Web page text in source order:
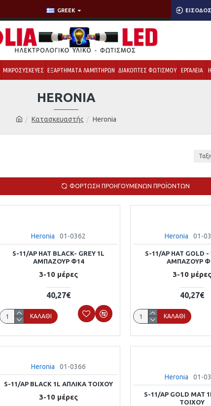
GREEK ΕΊΣΟΔΟΣ
ΜΙΚΡΟΣΥΣΚΕΥΕΣ ΕΞΑΡΤΗΜΑΤΑ ΛΑΜΠΤΗΡΩΝ ΔΙΑΚΟΠΤΕΣ ΦΩΤΙΣΜΟΥ ΕΡΓΑΛΕΙΑ
Κατασκευαστής Heronia
HERONIA
ΦΌΡΤΩΣΗ ΠΡΟΗΓΟΎΜΕΝΩΝ ΠΡΟΪΌΝΤΩΝ
Heronia 01-0362
S-11/AP HAT BLACK- GREY 1L
ΑΜΠΑΖΟΥΡ Φ14
3-10 μέρες
40,27€
ΚΑΛΆΘΙ
Heronia 01-
S-11/AP HAT GOLD -
ΑΜΠΑΖΟΥΡ
3-10 μέρες
40,27€
ΚΑΛΆΘΙ
Heronia 01-0366
S-11/AP BLACK 1L ΑΠΛΙΚΑ ΤΟΙΧΟΥ
3-10 μέρες
Heronia 01-
S-11/AP GOLD MAT
ΤΟΙΧΟΥ